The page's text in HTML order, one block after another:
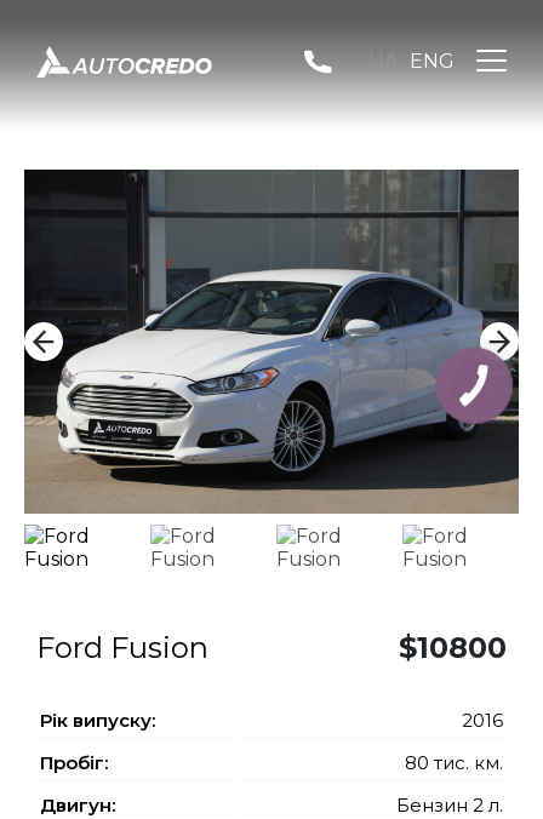
ENG
Ford Fusion $10800
Рiк випуску:
2016
Пробіг:
80 тис. км.
Двигун:
Бензин 2 л.